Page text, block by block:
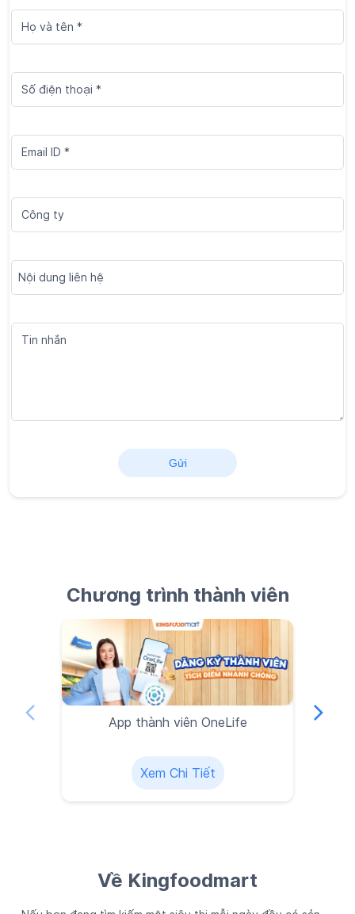
Chương trình thành viên
App thành viên OneLife
Xem Chi Tiết
Về Kingfoodmart